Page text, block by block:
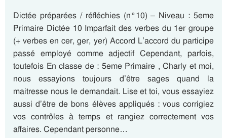
Dictée préparées / réfléchies (n°10) – Niveau : 5eme
Primaire Dictée 10 Imparfait des verbes du 1er groupe
(+ verbes en cer, ger, yer) Accord L’accord du participe
passé employé comme adjectif Cependant, parfois,
toutefois En classe de : 5eme Primaire , Charly et moi,
nous essayions toujours d’être sages quand la
maitresse nous le demandait. Lise et toi, vous essayiez
aussi d’être de bons élèves appliqués : vous corrigiez
vos contrôles à temps et rangiez correctement vos
affaires. Cependant personne…